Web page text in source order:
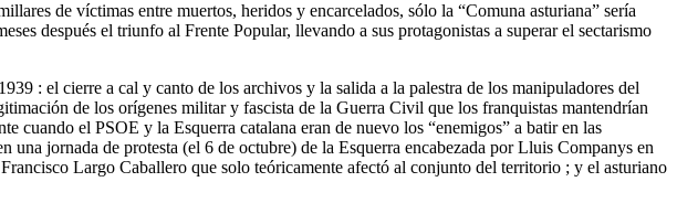
de víctimas entre muertos, heridos y encarcelados, sólo la “Comuna asturiana” sería
después el triunfo al Frente Popular, llevando a sus protagonistas a superar el sectarismo
: el cierre a cal y canto de los archivos y la salida a la palestra de los manipuladores del
de los orígenes militar y fascista de la Guerra Civil que los franquistas mantendrían
cuando el PSOE y la Esquerra catalana eran de nuevo los “enemigos” a batir en las
una jornada de protesta (el 6 de octubre) de la Esquerra encabezada por Lluis Companys en
Largo Caballero que solo teóricamente afectó al conjunto del territorio ; y el asturiano